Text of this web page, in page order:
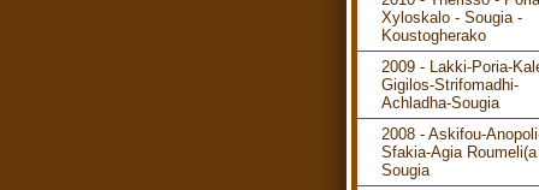
Xyloskalo - Sougia -
Koustogherako
2009 - Lakki-Poria-
Gigilos-Strifomadhi-
Achladha-Sougia
2008 - Askifou-
Sfakia-Agia
Sougia